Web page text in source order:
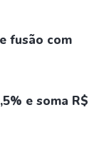
fusão com
e soma R$